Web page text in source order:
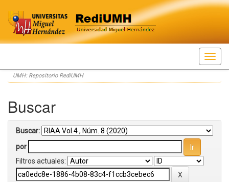
Skip
navigation
UMH: Repositorio RediUMH
Buscar
Buscar:
por
Filtros actuales: